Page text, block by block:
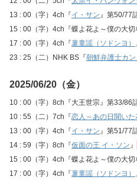
13 : 00（字）4ch『イ・サン』第50/77
15 : 00（字）4ch『蝶よ花よ～僕の大
17 : 00（字）4ch『薯童謡（ソドンヨ）
23 : 25（二）NHK BS『朝鮮弁護士カ
2025/06/20（金）
10 : 00（字）8ch『大王世宗』第33/86
10 : 55（二）7ch『恋人～あの日聞いた
13 : 00（字）4ch『イ・サン』第51/77
14 : 59（字）8ch『仮面の王 イ・ソン』
15 : 00（字）4ch『蝶よ花よ～僕の大
17 : 00（字）4ch『薯童謡（ソドンヨ）